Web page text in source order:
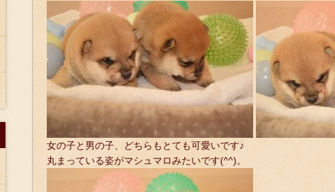
女の子と男の子、どちらもとても可愛いです♪
丸まっている姿がマシュマロみたいです(^^)。